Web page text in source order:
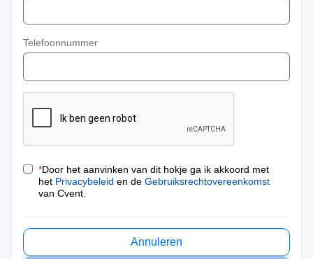
Telefoonnummer
*Door het aanvinken van dit hokje ga ik akkoord met
het Privacybeleid en de Gebruiksrechtovereenkomst
van Cvent.
Annuleren